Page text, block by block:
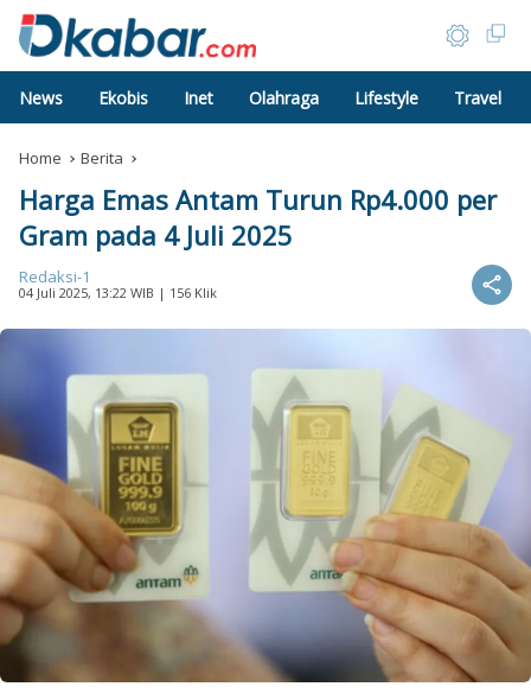
News Ekobis Inet Olahraga Lifestyle Travel
Home Berita
Harga Emas Antam Turun Rp4.000 per
Gram pada 4 Juli 2025
Redaksi-1
04 Juli 2025, 13:22 WIB | 156 Klik